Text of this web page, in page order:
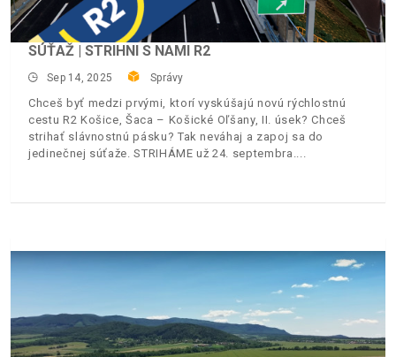
SÚŤAŽ | STRIHNI S NAMI R2
Sep 14, 2025 Správy
Chceš byť medzi prvými, ktorí vyskúšajú novú rýchlostnú
cestu R2 Košice, Šaca – Košické Oľšany, II. úsek? Chceš
strihať slávnostnú pásku? Tak neváhaj a zapoj sa do
jedinečnej súťaže. STRIHÁME už 24. septembra.